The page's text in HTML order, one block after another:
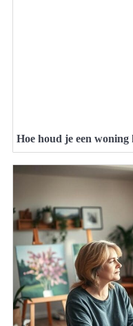
Hoe houd je een woning